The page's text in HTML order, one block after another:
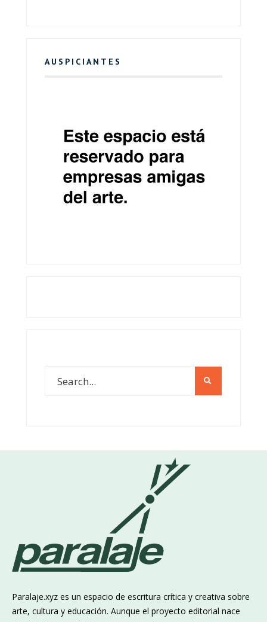
AUSPICIANTES
Paralaje.xyz es un espacio de escritura crítica y creativa sobre
arte, cultura y educación. Aunque el proyecto editorial nace